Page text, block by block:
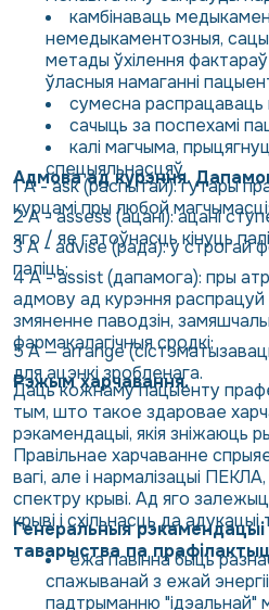
камбінаваць
немедыкаментозныя,
метады ўхілення
ўласныя намаганні
сумесна
сачыць за поспехамі
калі магчыма,
спецыяльнасцяў.
Адмова ад курэння.
1 A - ask (распытай): гутары
курцамі пры любой
2 А - assess (ацані): ацані
яго / яе гатоўнасць кінуць
3 А - advise (рада): у строгай
паліць;
4 А - assist (дапамога): пры
адмову ад курэння распрацуй
змяненне паводзін,
фармакалагічныя сродкі;
5 A — arrange
для ацэнкі зробленага.
Рэжым харчавання.
Даць кожнаму пацыенту
тым, што такое здаровае
рэкамендацыі, якія зніжаюць
Правільнае харчаванне
вагі, але і нармалізацыі
спектру крыві. Ад яго
крыві і схільнасць да
Генеральныя рэкамендацыі
таварыства па
ежа павінна быць
спажыванай з ежай
падтрыманню "ідэальнай"